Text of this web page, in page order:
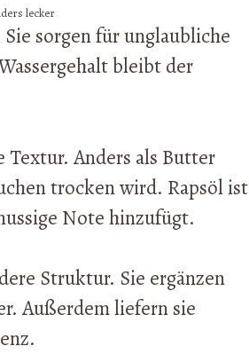
lecker
sorgen für unglaubliche
bleibt der
Textur. Anders als Butter
trocken wird. Rapsöl ist
Note hinzufügt.
Struktur. Sie ergänzen
Außerdem liefern sie